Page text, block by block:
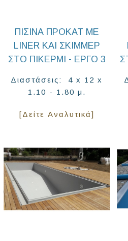
ΠΙΣΊΝΑ ΠΡΟΚΆΤ ΜΕ
LINER ΚΑΙ ΣΚΊΜΜΕΡ
ΣΤΟ ΠΙΚΈΡΜΙ - ΈΡΓΟ 3
Διαστάσεις: 4 x 12 x
1.10 - 1.80 μ.
[Δείτε Αναλυτικά]